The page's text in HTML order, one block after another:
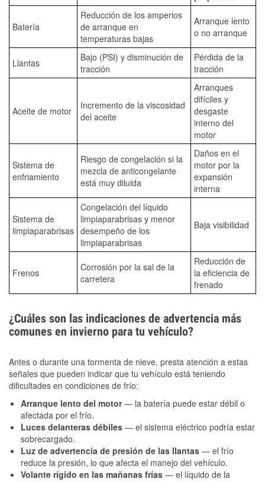
Batería
Reducción de los amperios
de arranque en
temperaturas bajas
Arranque lento
o no arranque
Llantas
Bajo (PSI) y disminución de
tracción
Pérdida de la
tracción
Aceite de motor
Incremento de la viscosidad
del aceite
Arranques
difíciles y
desgaste
interno del
motor
Sistema de
enfriamiento
Riesgo de congelación si la
mezcla de anticongelante
está muy diluida
Daños en el
motor por la
expansión
interna
Sistema de
limpiaparabrisas
Congelación del líquido
limpiaparabrisas y menor
desempeño de los
limpiaparabrisas
Baja visibilidad
Frenos
Corrosión por la sal de la
carretera
Reducción de
la eficiencia de
frenado
¿Cuáles son las indicaciones de advertencia más
comunes en invierno para tu vehículo?
Antes o durante una tormenta de nieve, presta atención a estas
señales que pueden indicar que tu vehículo está teniendo
dificultades en condiciones de frío:
Arranque lento del motor— la batería puede estar débil o
afectada por el frío.
Luces delanteras débiles — el sistema eléctrico podría estar
sobrecargado.
Luz de advertencia de presión de las llantas — el frío
reduce la presión, lo que afecta el manejo del vehículo.
Volante rígido en las mañanas frías — el líquido de la